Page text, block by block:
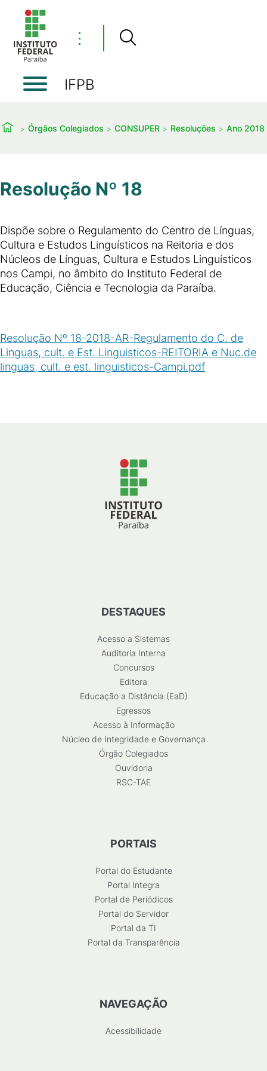
⋮
IFPB
Órgãos Colegiados CONSUPER Resoluções Ano 2018
Resolução Nº 18
Dispõe sobre o Regulamento do Centro de Línguas,
Cultura e Estudos Linguísticos na Reitoria e dos
Núcleos de Línguas, Cultura e Estudos Linguísticos
nos Campi, no âmbito do Instituto Federal de
Educação, Ciência e Tecnologia da Paraíba.
Resolução Nº 18-2018-AR-Regulamento do C. de
Linguas, cult. e Est. Linguisticos-REITORIA e Nuc.de
linguas, cult. e est. linguisticos-Campi.pdf
DESTAQUES
Acesso a Sistemas
Auditoria Interna
Concursos
Editora
Educação a Distância (EaD)
Egressos
Acesso à Informação
Núcleo de Integridade e Governança
Órgão Colegiados
Ouvidoria
RSC-TAE
PORTAIS
Portal do Estudante
Portal Integra
Portal de Periódicos
Portal do Servidor
Portal da TI
Portal da Transparência
NAVEGAÇÃO
Acessibilidade